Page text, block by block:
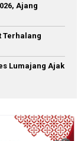
Ajang
Terhalang
Lumajang Ajak